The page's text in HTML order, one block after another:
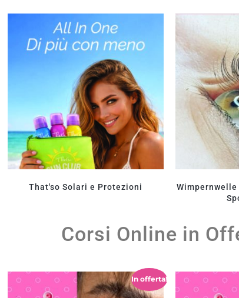
That'so Solari e Protezioni
Corsi Online in
In offerta!